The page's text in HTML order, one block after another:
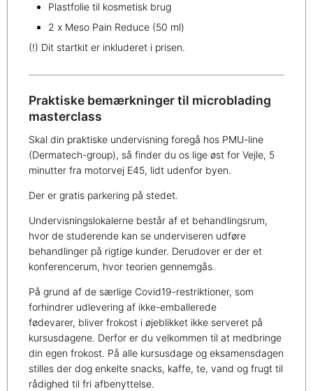
Plastfolie til kosmetisk brug
2 x Meso Pain Reduce (50 ml)
(!) Dit startkit er inkluderet i prisen.
Praktiske bemærkninger til microblading
masterclass
Skal din praktiske undervisning foregå hos PMU-line
(Dermatech-group), så finder du os lige øst for Vejle, 5
minutter fra motorvej E45, lidt udenfor byen.
Der er gratis parkering på stedet.
Undervisningslokalerne består af et behandlingsrum,
hvor de studerende kan se underviseren udføre
behandlinger på rigtige kunder. Derudover er der et
konferencerum, hvor teorien gennemgås.
På grund af de særlige Covid19-restriktioner, som
forhindrer udlevering af ikke-emballerede
fødevarer, bliver frokost i øjeblikket ikke serveret på
kursusdagene. Derfor er du velkommen til at medbringe
din egen frokost. På alle kursusdage og eksamensdagen
stilles der dog enkelte snacks, kaffe, te, vand og frugt til
rådighed til fri afbenyttelse.